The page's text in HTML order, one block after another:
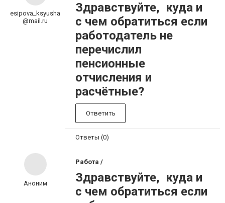
esipova_ksyusha
@mail.ru
Здравствуйте, куда и
с чем обратиться если
работодатель не
перечислил
пенсионные
отчисления и
расчётные?
Ответить
Ответы (0)
Аноним
Работа /
Здравствуйте, куда и
с чем обратиться если